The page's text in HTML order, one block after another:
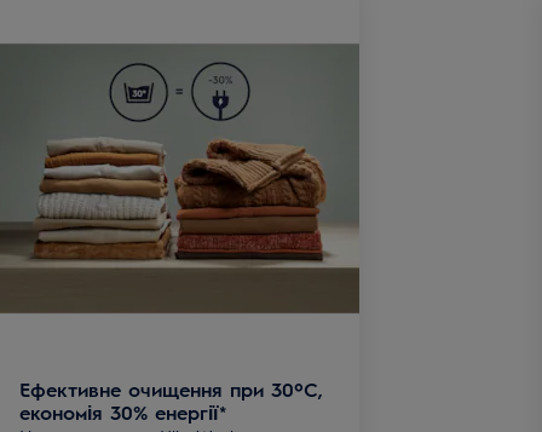
Ефективне очищення при 30ºC,
економія 30% енергії*